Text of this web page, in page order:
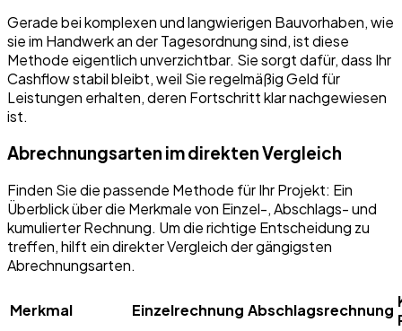
Gerade bei komplexen und langwierigen Bauvorhaben, wie
sie im Handwerk an der Tagesordnung sind, ist diese
Methode eigentlich unverzichtbar. Sie sorgt dafür, dass Ihr
Cashflow stabil bleibt, weil Sie regelmäßig Geld für
Leistungen erhalten, deren Fortschritt klar nachgewiesen
ist.
Abrechnungsarten im direkten Vergleich
Finden Sie die passende Methode für Ihr Projekt: Ein
Überblick über die Merkmale von Einzel-, Abschlags- und
kumulierter Rechnung. Um die richtige Entscheidung zu
treffen, hilft ein direkter Vergleich der gängigsten
Abrechnungsarten.
Merkmal Einzelrechnung Abschlagsrechnung